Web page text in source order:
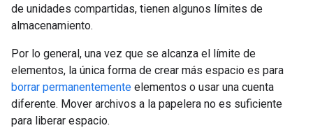
de unidades compartidas, tienen algunos límites de
almacenamiento.
Por lo general, una vez que se alcanza el límite de
elementos, la única forma de crear más espacio es para
borrar permanentemente elementos o usar una cuenta
diferente. Mover archivos a la papelera no es suficiente
para liberar espacio.